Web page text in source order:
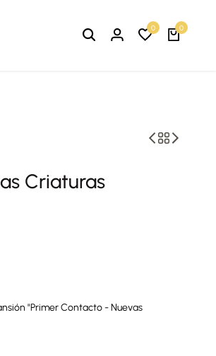
0 0
Criaturas
"Primer Contacto - Nuevas